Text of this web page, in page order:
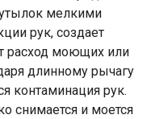
мелкими
рук, создает
расход моющих или
длинному рычагу
контаминация рук.
снимается и моется